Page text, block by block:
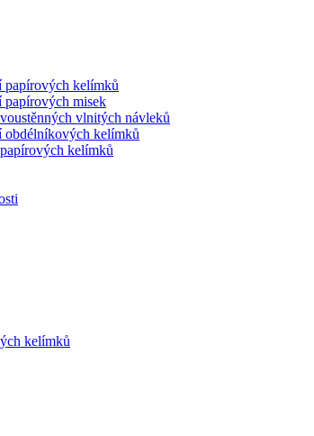
papírových kelímků
papírových misek
vlnitých návleků
obdélníkových kelímků
kelímků
kelímků